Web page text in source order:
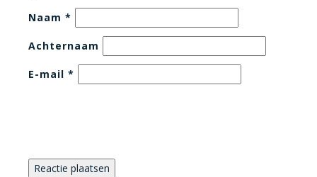
Naam *
Achternaam
E-mail *